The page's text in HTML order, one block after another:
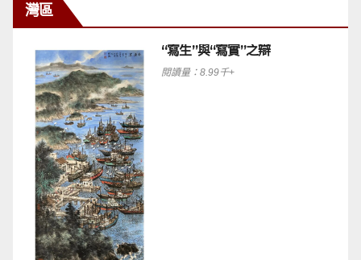
灣區
“寫生”與“寫實”之辯
閱讀量：8.99千+